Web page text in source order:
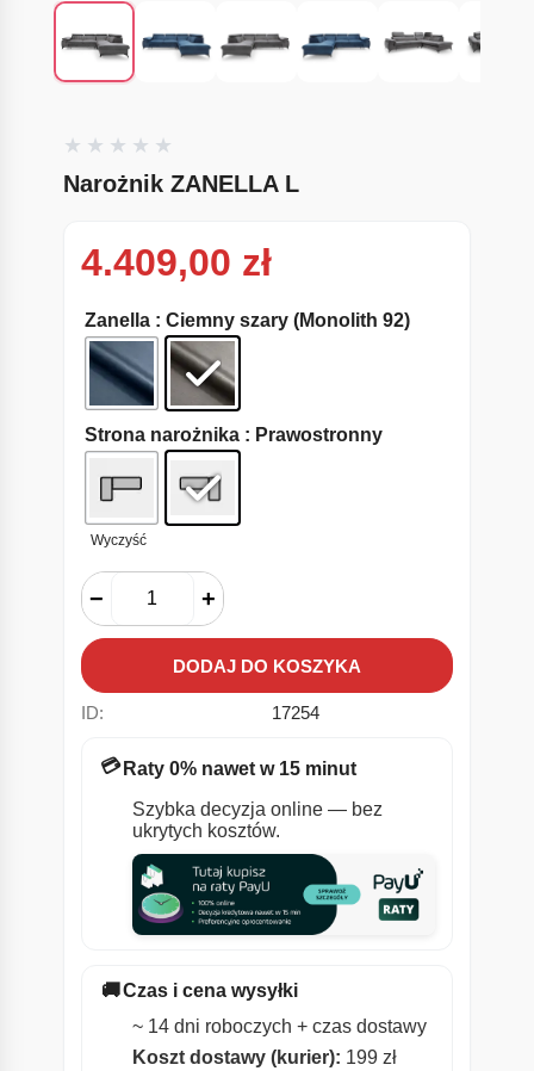
Narożnik ZANELLA L
4.409,00 zł
Zanella : Ciemny szary (Monolith 92)
Strona narożnika : Prawostronny
Wyczyść
− +
DODAJ DO KOSZYKA
ID: 17254
💳 Raty 0% nawet w 15 minut
Szybka decyzja online — bez
ukrytych kosztów.
🚚Czas i cena wysyłki
~ 14 dni roboczych + czas dostawy
Koszt dostawy (kurier): 199 zł